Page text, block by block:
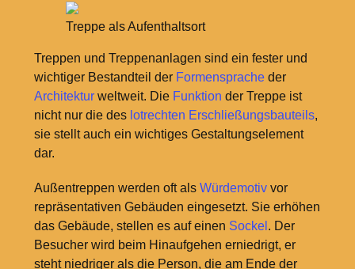
Treppe als Aufenthaltsort
Treppen und Treppenanlagen sind ein fester und
wichtiger Bestandteil der Formenspracheder
Architekturweltweit. Die Funktion der Treppe ist
nicht nur die des lotrechten Erschließungsbauteils,
sie stellt auch ein wichtiges Gestaltungselement
dar.
Außentreppen werden oft als Würdemotivvor
repräsentativen Gebäuden eingesetzt. Sie erhöhen
das Gebäude, stellen es auf einen Sockel . Der
Besucher wird beim Hinaufgehen erniedrigt, er
steht niedriger als die Person, die am Ende der